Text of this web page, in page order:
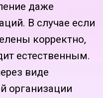
даже
В случае если
корректно,
естественным.
виде
организации